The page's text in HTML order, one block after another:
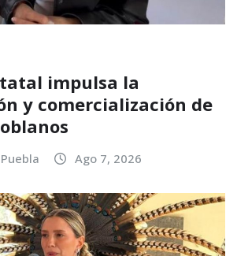
impulsa la
y comercialización de
Ago 7, 2026